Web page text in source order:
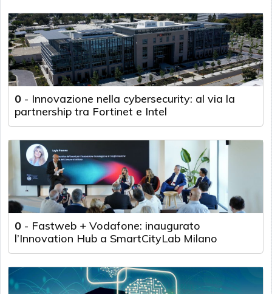
0 - Innovazione nella cybersecurity: al via la
partnership tra Fortinet e Intel
0 - Fastweb + Vodafone: inaugurato
l’Innovation Hub a SmartCityLab Milano